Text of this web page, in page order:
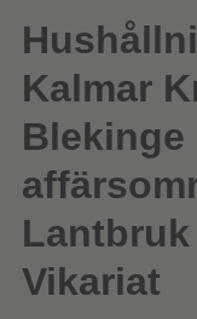
Kalmar
Blekinge
Vikariat